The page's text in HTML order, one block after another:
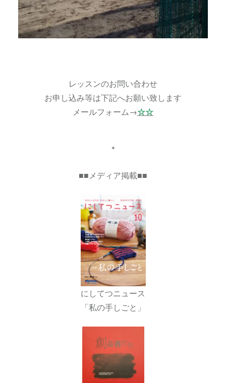
レッスンのお問い合わせ
お申し込み等は下記へお願い致します
メールフォーム→☆☆
*
■■メディア掲載■■
にしてつニュース
「私の手しごと」